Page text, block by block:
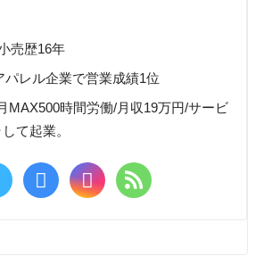
売歴16年
パレル企業で営業成績1位
MAX500時間労働/月収19万円/サービ
て起業。